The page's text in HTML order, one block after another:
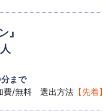
』
まで
費/無料 選出方法 【先着】